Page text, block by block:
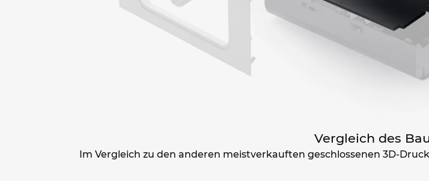
Vergleich des
Im Vergleich zu den anderen meistverkauften geschlossenen 3D-